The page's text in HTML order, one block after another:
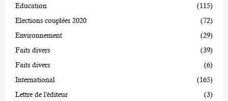
Education
(115)
Elections couplées 2020
(72)
Environnement
(29)
Faits divers
(39)
Faits divers
(6)
International
(165)
Lettre de l'éditeur
(3)